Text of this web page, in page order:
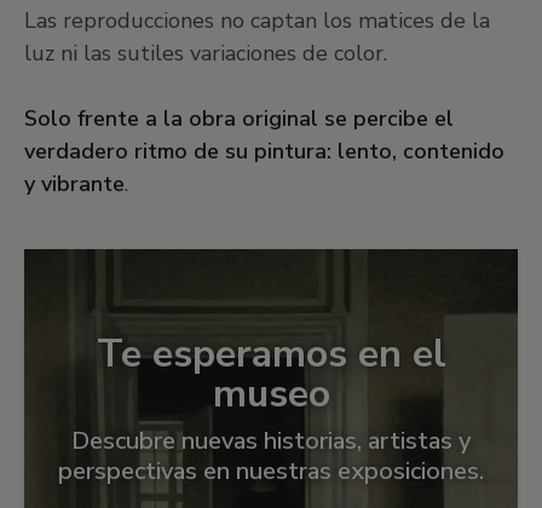
Las reproducciones no captan los matices de la
luz ni las sutiles variaciones de color.
Solo frente a la obra original se percibe el
verdadero ritmo de su pintura: lento, contenido
y vibrante.
Te esperamos en el
museo
Descubre nuevas historias, artistas y
perspectivas en nuestras exposiciones.